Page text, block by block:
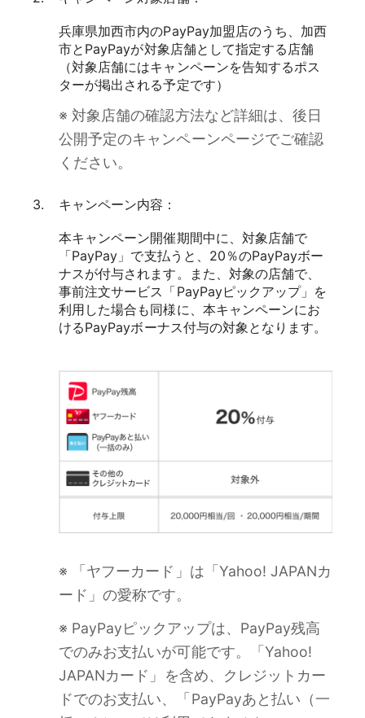
兵庫県加西市内のPayPay加盟店のうち、加西
市とPayPayが対象店舗として指定する店舗
（対象店舗にはキャンペーンを告知するポス
ターが掲出される予定です）
※ 対象店舗の確認方法など詳細は、後日
公開予定のキャンペーンページでご確認
ください。
キャンペーン内容：
本キャンペーン開催期間中に、対象店舗で
「PayPay」で支払うと、20％のPayPayボー
ナスが付与されます。また、対象の店舗で、
事前注文サービス「PayPayピックアップ」を
利用した場合も同様に、本キャンペーンにお
けるPayPayボーナス付与の対象となります。
※ 「ヤフーカード」は「Yahoo! JAPANカ
ード」の愛称です。
※ PayPayピックアップは、PayPay残高
でのみお支払いが可能です。「Yahoo!
JAPANカード」を含め、クレジットカー
ドでのお支払い、「PayPayあと払い（一